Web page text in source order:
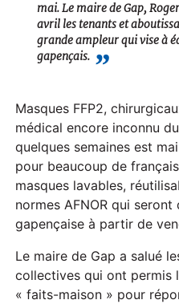
mai. Le maire de Gap,
avril les tenants et
grande ampleur qui vise à
gapençais.
Masques FFP2,
médical encore inconnu
quelques semaines est
pour beaucoup de
masques lavables,
normes AFNOR qui
gapençaise à partir de
Le maire de Gap a salué
collectives qui ont permis
« faits-maison » pour